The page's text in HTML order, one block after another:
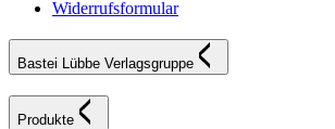
Widerrufsformular
Bastei Lübbe Verlagsgruppe
Produkte